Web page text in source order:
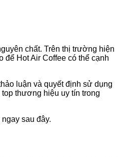
chất. Trên thị trường hiện
để Hot Air Coffee có thể cạnh
luận và quyết định sử dụng
thương hiệu uy tín trong
sau đây.